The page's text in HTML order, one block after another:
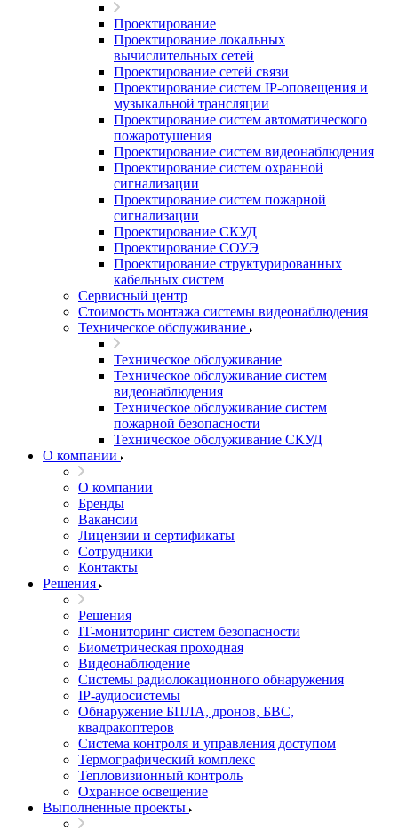
Проектирование
Проектирование локальных
вычислительных сетей
Проектирование сетей связи
Проектирование систем IP-оповещения и
музыкальной трансляции
Проектирование систем автоматического
пожаротушения
Проектирование систем видеонаблюдения
Проектирование систем охранной
сигнализации
Проектирование систем пожарной
сигнализации
Проектирование СКУД
Проектирование СОУЭ
Проектирование структурированных
кабельных систем
Сервисный центр
Стоимость монтажа системы видеонаблюдения
Техническое обслуживание
Техническое обслуживание
Техническое обслуживание систем
видеонаблюдения
Техническое обслуживание систем
пожарной безопасности
Техническое обслуживание СКУД
О компании
О компании
Бренды
Вакансии
Лицензии и сертификаты
Сотрудники
Контакты
Решения
Решения
IT-мониторинг систем безопасности
Биометрическая проходная
Видеонаблюдение
Системы радиолокационного обнаружения
IP-аудиосистемы
Обнаружение БПЛА, дронов, БВС,
квадракоптеров
Система контроля и управления доступом
Термографический комплекс
Тепловизионный контроль
Охранное освещение
Выполненные проекты